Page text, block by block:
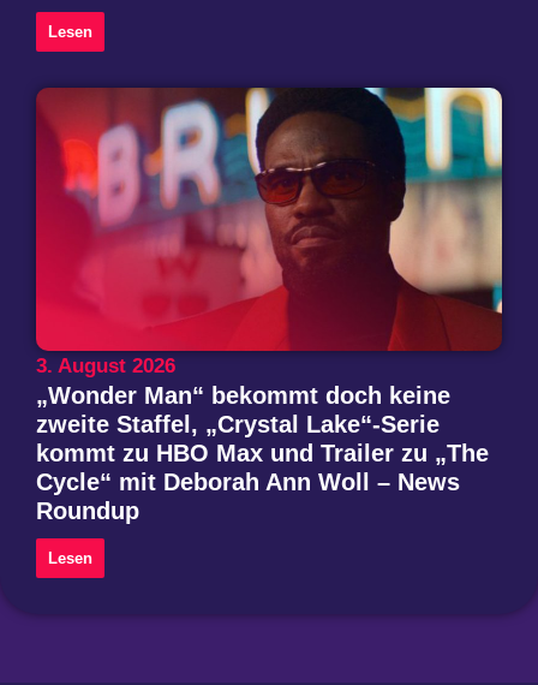
Lesen
3. August 2026
„Wonder Man“ bekommt doch keine
zweite Staffel, „Crystal Lake“-Serie
kommt zu HBO Max und Trailer zu „The
Cycle“ mit Deborah Ann Woll – News
Roundup
Lesen